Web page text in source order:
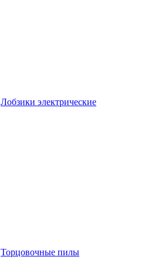
Лобзики электрические
Торцовочные пилы